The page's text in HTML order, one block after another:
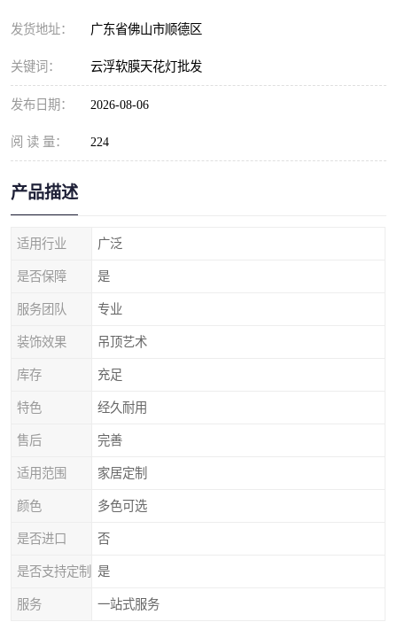
发货地址： 广东省佛山市顺德区
关键词： 云浮软膜天花灯批发
发布日期： 2026-08-06
阅 读 量： 224
产品描述
适用行业 广泛
是否保障 是
服务团队 专业
装饰效果 吊顶艺术
库存 充足
特色 经久耐用
售后 完善
适用范围 家居定制
颜色 多色可选
是否进口 否
是否支持定制 是
服务 一站式服务